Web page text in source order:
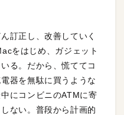
訂正し、改善していく
をはじめ、ガジェット
る。だから、慌ててコ
器を無駄に買うような
にコンビニのATMに寄
ない。普段から計画的